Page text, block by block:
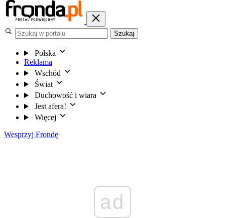
Szukaj
Polska
Reklama
Wschód
Świat
Duchowość i wiara
Jest afera!
Więcej
Wesprzyj Frondę
ad